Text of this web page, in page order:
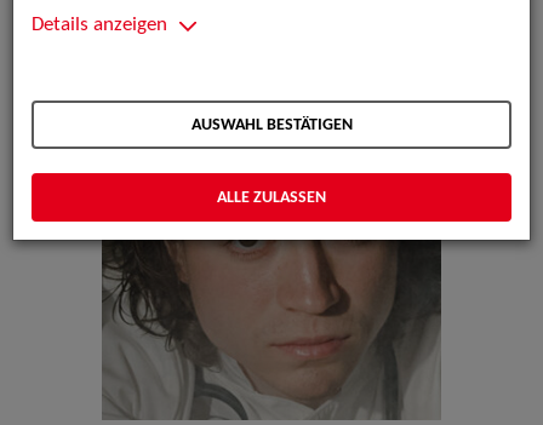
Details anzeigen
AUSWAHL BESTÄTIGEN
ALLE ZULASSEN